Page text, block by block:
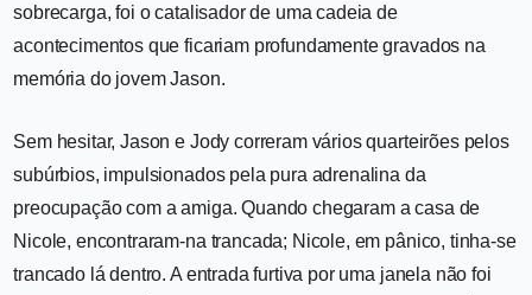
sobrecarga, foi o catalisador de uma cadeia de
acontecimentos que ficariam profundamente gravados na
memória do jovem Jason.
Sem hesitar, Jason e Jody correram vários quarteirões pelos
subúrbios, impulsionados pela pura adrenalina da
preocupação com a amiga. Quando chegaram a casa de
Nicole, encontraram-na trancada; Nicole, em pânico, tinha-se
trancado lá dentro. A entrada furtiva por uma janela não foi